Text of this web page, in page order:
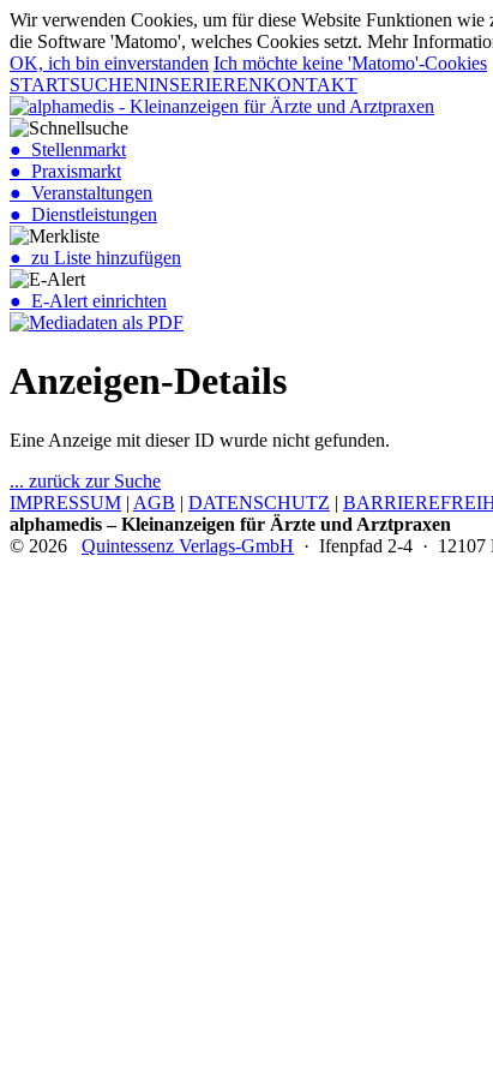
Wir verwenden Cookies, um für diese Website Funktionen
die Software 'Matomo', welches Cookies setzt. Mehr
OK, ich bin einverstanden Ich möchte keine 'Matomo'-Cookies
STARTSUCHENINSERIERENKONTAKT
● Stellenmarkt
● Praxismarkt
● Veranstaltungen
● Dienstleistungen
● zu Liste hinzufügen
● E-Alert einrichten
Anzeigen-Details
Eine Anzeige mit dieser ID wurde nicht gefunden.
... zurück zur Suche
IMPRESSUM | AGB | DATENSCHUTZ |
alphamedis – Kleinanzeigen für Ärzte und Arztpraxen
© 2026 Quintessenz Verlags-GmbH · Ifenpfad 2-4 ·